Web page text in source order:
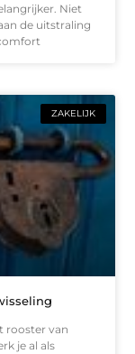
Niet
de uitstraling
ZAKELIJK
rooster van
je al als